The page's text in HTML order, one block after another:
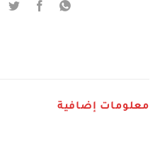
معلومات إضافية